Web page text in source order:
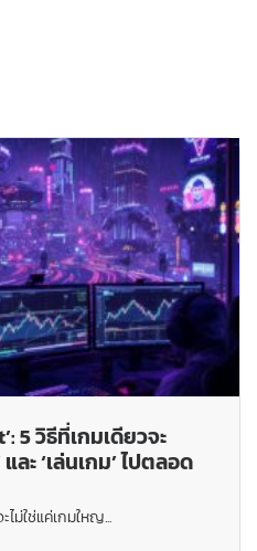
5 วิธีที่เกมเดียวจะ
ละ ‘เล่นเกม’ ไปตลอด
ไม่ใช่แค่เกมใหญ...